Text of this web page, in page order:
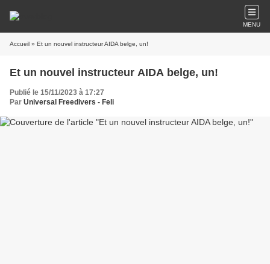
MENU
Accueil » Et un nouvel instructeur AIDA belge, un!
Et un nouvel instructeur AIDA belge, un!
Publié le 15/11/2023 à 17:27
Par Universal Freedivers - Feli